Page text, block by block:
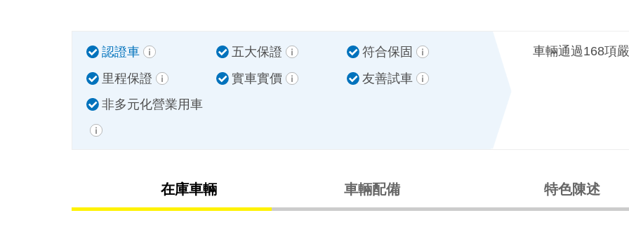
認證車 五大保證
符合保固
里程保證
實車實價
友善試車
非多元化營業用車
車輛通過168項
在庫車輛 車輛配備 特色陳述